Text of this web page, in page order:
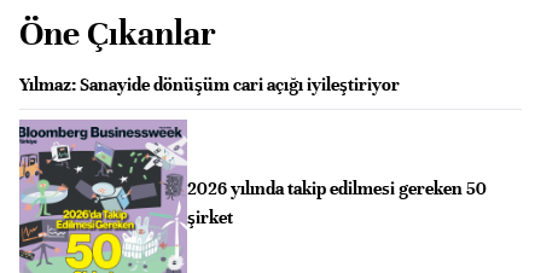
Öne Çıkanlar
Yılmaz: Sanayide dönüşüm cari açığı iyileştiriyor
2026 yılında takip edilmesi gereken 50
şirket